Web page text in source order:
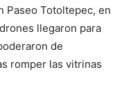
Paseo Totoltepec, en
llegaron para
de
romper las vitrinas